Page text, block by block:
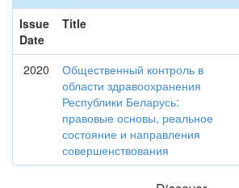
Issue
Date
Title
2020
Общественный контроль в
области здравоохранения
Республики Беларусь:
правовые основы, реальное
состояние и направления
совершенствования